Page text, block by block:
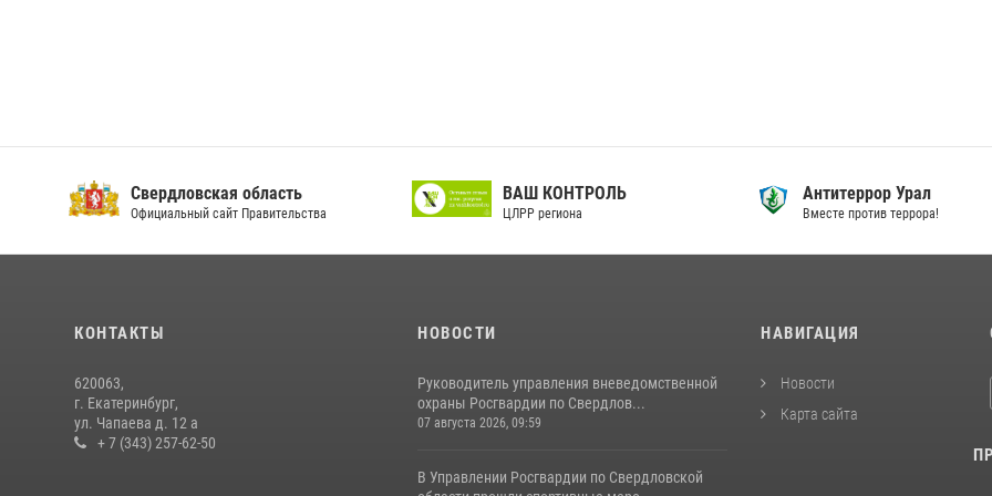
Свердловская область
Официальный сайт Правительства
ВАШ КОНТРОЛЬ
ЦЛРР региона
Антитеррор Урал
Вместе против террора!
КОНТАКТЫ
620063,
г. Екатеринбург,
ул. Чапаева д. 12 а
+ 7 (343) 257-62-50
НОВОСТИ
Руководитель управления вневедомственной
охраны Росгвардии по Свердлов...
07 августа 2026, 09:59
В Управлении Росгвардии по Свердловской
НАВИГАЦИЯ
Новости
Карта сайта